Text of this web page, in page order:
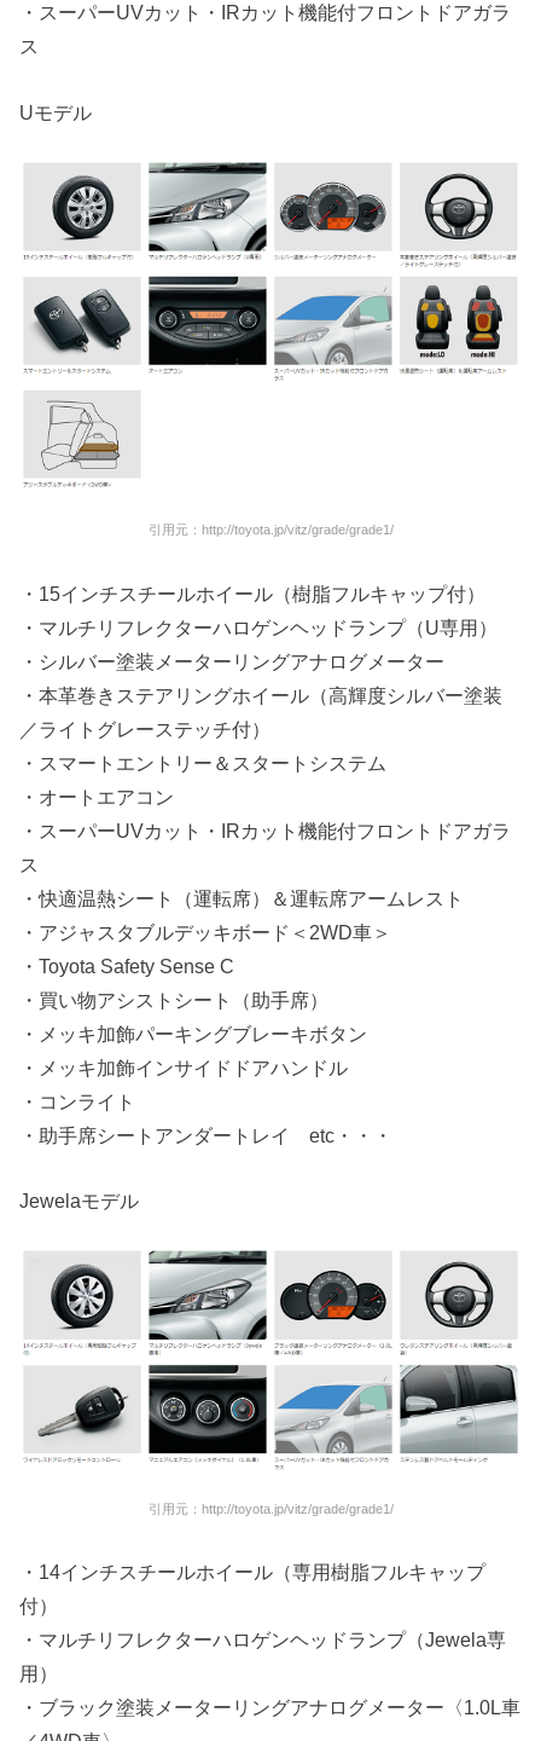
・スーパーUVカット・IRカット機能付フロントドアガラ
ス
Uモデル
引用元：http://toyota.jp/vitz/grade/grade1/
・15インチスチールホイール（樹脂フルキャップ付）
・マルチリフレクターハロゲンヘッドランプ（U専用）
・シルバー塗装メーターリングアナログメーター
・本革巻きステアリングホイール（高輝度シルバー塗装
／ライトグレーステッチ付）
・スマートエントリー＆スタートシステム
・オートエアコン
・スーパーUVカット・IRカット機能付フロントドアガラ
ス
・快適温熱シート（運転席）＆運転席アームレスト
・アジャスタブルデッキボード＜2WD車＞
・Toyota Safety Sense C
・買い物アシストシート（助手席）
・メッキ加飾パーキングブレーキボタン
・メッキ加飾インサイドドアハンドル
・コンライト
・助手席シートアンダートレイ etc・・・
Jewelaモデル
引用元：http://toyota.jp/vitz/grade/grade1/
・14インチスチールホイール（専用樹脂フルキャップ
付）
・マルチリフレクターハロゲンヘッドランプ（Jewela専
用）
・ブラック塗装メーターリングアナログメーター〈1.0L車